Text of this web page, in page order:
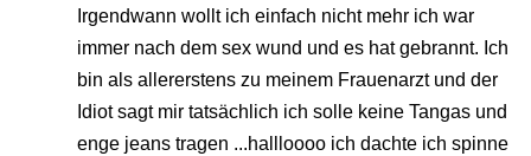
Irgendwann wollt ich einfach nicht mehr ich war
immer nach dem sex wund und es hat gebrannt. Ich
bin als allererstens zu meinem Frauenarzt und der
Idiot sagt mir tatsächlich ich solle keine Tangas und
enge jeans tragen ...hallloooo ich dachte ich spinne